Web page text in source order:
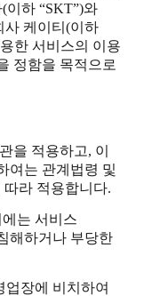
이하 “SKT”)와
사 케이티(이하
한 서비스의 이용
정함을 목적으로
을 적용하고, 이
여는 관계법령 및
라 적용합니다.
는 서비스
해하거나 부당한
장에 비치하여